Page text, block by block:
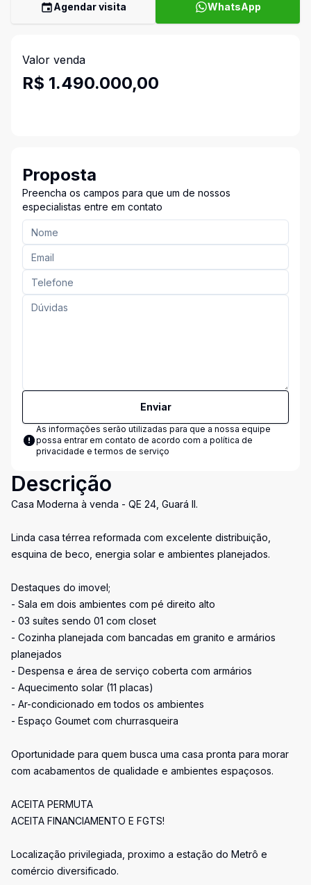
Agendar visita WhatsApp
Valor venda
R$ 1.490.000,00
Proposta
Preencha os campos para que um de nossos
especialistas entre em contato
Enviar
As informações serão utilizadas para que a nossa equipe
possa entrar em contato de acordo com a política de
privacidade e termos de serviço
Descrição
Casa Moderna à venda - QE 24, Guará II.
Linda casa térrea reformada com excelente distribuição,
esquina de beco, energia solar e ambientes planejados.
Destaques do imovel;
- Sala em dois ambientes com pé direito alto
- 03 suítes sendo 01 com closet
- Cozinha planejada com bancadas em granito e armários
planejados
- Despensa e área de serviço coberta com armários
- Aquecimento solar (11 placas)
- Ar-condicionado em todos os ambientes
- Espaço Goumet com churrasqueira
Oportunidade para quem busca uma casa pronta para morar
com acabamentos de qualidade e ambientes espaçosos.
ACEITA PERMUTA
ACEITA FINANCIAMENTO E FGTS!
Localização privilegiada, proximo a estação do Metrô e
comércio diversificado.